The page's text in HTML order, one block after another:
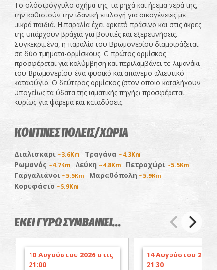
Το ολόστρόγγυλο σχήμα της, τα ρηχά και ήρεμα νερά της,
την καθιστούν την ιδανική επιλογή για οικογένειες με
μικρά παιδιά. Η παραλία έχει αρκετό πράσινο και στις άκρες
της υπάρχουν βράχια για βουτιές και εξερευνήσεις.
Συγκεκριμένα, η παραλία του Βρωμονερίου διαμοιράζεται
σε δύο τμήματα-ορμίσκους. Ο πρώτος ορμίσκος
προσφέρεται για κολύμβηση και περιλαμβάνει το λιμανάκι
του Βρωμονερίου-ένα φυσικό και απάνεμο αλιευτικό
καταφύγιο. Ο δεύτερος ορμίσκος (στον οποίο καταλήγουν
υπογείως τα ύδατα της ιαματικής πηγής) προσφέρεται
κυρίως για ψάρεμα και καταδύσεις.
ΚΟΝΤΙΝΕΣ ΠΟΛΕΙΣ/ΧΩΡΙΑ
Διαλισκάρι ~3.6Km Τραγάνα ~4.3Km
Ρωμανός ~4.7Km Λεύκη ~4.8Km Πετροχώρι ~5.5Km
Γαργαλιάνοι ~5.5Km Μαραθόπολη ~5.9Km
Κορυφάσιο ~5.9Km
ΕΚΕΙ ΓΥΡΩ ΣΥΜΒΑΙΝΕΙ...
10 Αυγούστου 2026 στις
21:00
14 Αυγούστου 2026
21:30